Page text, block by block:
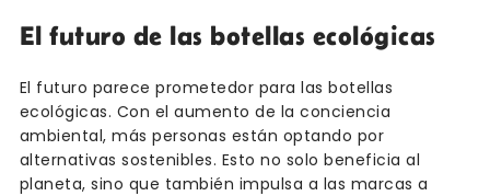
El futuro de las botellas ecológicas
El futuro parece prometedor para las botellas
ecológicas. Con el aumento de la conciencia
ambiental, más personas están optando por
alternativas sostenibles. Esto no solo beneficia al
planeta, sino que también impulsa a las marcas a